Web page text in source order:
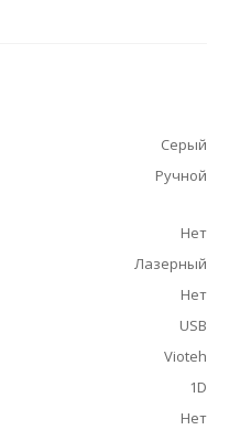
Серый
Ручной
Нет
Лазерный
Нет
USB
Vioteh
1D
Нет